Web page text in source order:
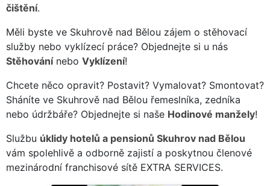
čištění.
Měli byste ve Skuhrově nad Bělou zájem o stěhovací
služby nebo vyklízecí práce? Objednejte si u nás
Stěhovánínebo Vyklízení!
Chcete něco opravit? Postavit? Vymalovat? Smontovat?
Sháníte ve Skuhrově nad Bělou řemeslníka, zedníka
nebo údržbáře? Objednejte si naše Hodinové manžely!
Službu úklidy hotelů a pensionů Skuhrov nad Bělou
vám spolehlivě a odborně zajistí a poskytnou členové
mezinárodní franchisové sítě EXTRA SERVICES.